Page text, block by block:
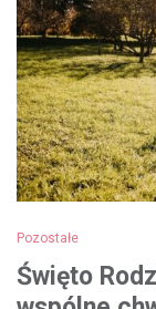
Pozostałe
Święto